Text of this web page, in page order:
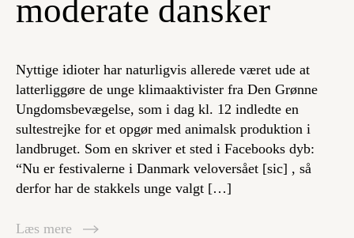
Log ind
moderate dansker
Nyttige idioter har naturligvis allerede været ude at
latterliggøre de unge klimaaktivister fra Den Grønne
Ungdomsbevægelse, som i dag kl. 12 indledte en
sultestrejke for et opgør med animalsk produktion i
landbruget. Som en skriver et sted i Facebooks dyb:
“Nu er festivalerne i Danmark veloversået [sic] , så
derfor har de stakkels unge valgt […]
Læs mere